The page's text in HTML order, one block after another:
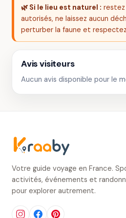
🌿 Si le lieu est naturel : restez
autorisés, ne laissez aucun
perturber la faune et
Avis visiteurs
Aucun avis disponible pour le
Votre guide voyage en France.
activités, événements et
pour explorer autrement.